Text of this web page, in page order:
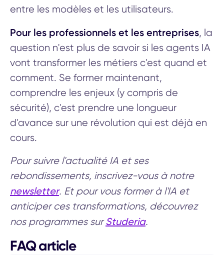
entre les modèles et les utilisateurs.
Pour les professionnels et les entreprises, la
question n'est plus de savoir si les agents IA
vont transformer les métiers c'est quand et
comment. Se former maintenant,
comprendre les enjeux (y compris de
sécurité), c'est prendre une longueur
d'avance sur une révolution qui est déjà en
cours.
Pour suivre l'actualité IA et ses
rebondissements, inscrivez-vous à notre
newsletter. Et pour vous former à l'IA et
anticiper ces transformations, découvrez
nos programmes surStuderia.
FAQ article